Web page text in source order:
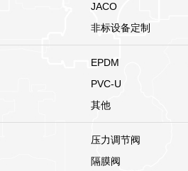
JACO
非标设备定制
EPDM
PVC-U
其他
压力调节阀
隔膜阀